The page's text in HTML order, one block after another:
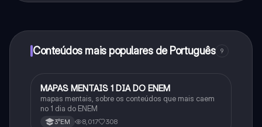
Conteúdos mais populares de Português 9
Português
MAPAS MENTAIS 1 DIA DO ENEM
mapas mentais, sobre os conteúdos que mais caem
no 1 dia do ENEM
3°EM 8,017 308